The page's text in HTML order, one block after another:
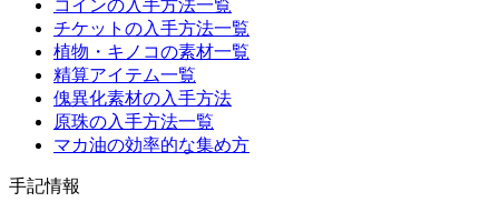
コインの入手方法一覧
チケットの入手方法一覧
植物・キノコの素材一覧
精算アイテム一覧
傀異化素材の入手方法
原珠の入手方法一覧
マカ油の効率的な集め方
手記情報